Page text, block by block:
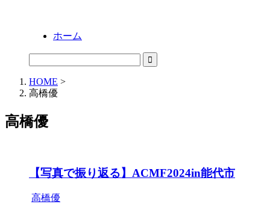
ホーム
HOME >
高橋優
高橋優
【写真で振り返る】ACMF2024in能代市
高橋優